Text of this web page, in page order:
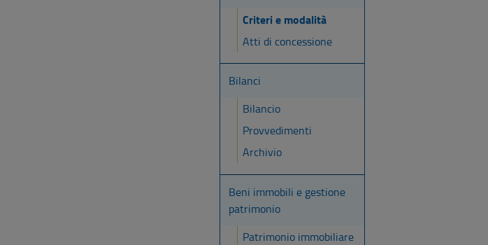
Criteri e modalità
Atti di concessione
Bilanci
Bilancio
Provvedimenti
Archivio
Beni immobili e gestione
patrimonio
Patrimonio immobiliare